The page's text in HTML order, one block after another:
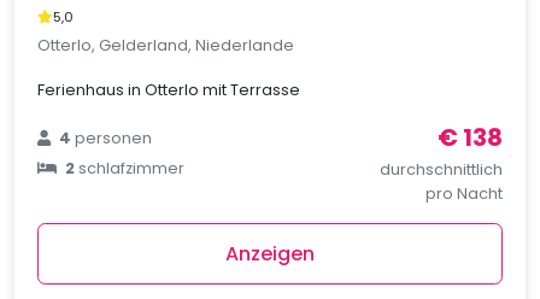
5,0
Otterlo, Gelderland, Niederlande
Ferienhaus in Otterlo mit Terrasse
4personen
2schlafzimmer
€ 138
durchschnittlich
pro Nacht
Anzeigen